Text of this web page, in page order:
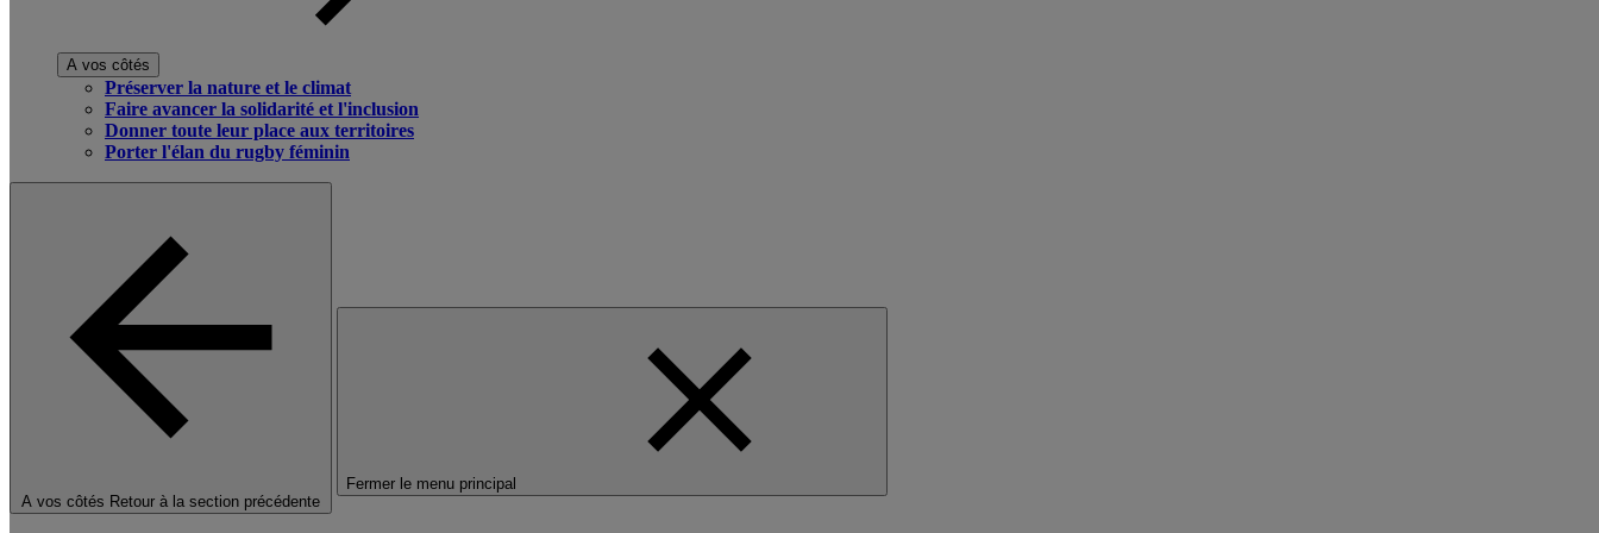
A vos côtés
Préserver la nature et le climat
Faire avancer la solidarité et l'inclusion
Donner toute leur place aux territoires
Porter l'élan du rugby féminin
A vos côtés Retour à la section précédente
Fermer le menu principal